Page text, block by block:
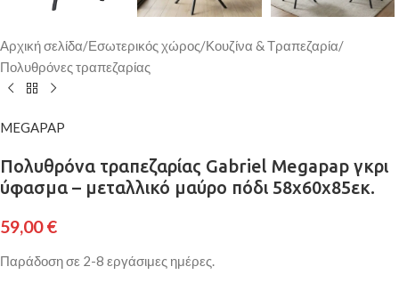
Αρχική σελίδα/Εσωτερικός χώρος/Κουζίνα & Τραπεζαρία/
Πολυθρόνες τραπεζαρίας
MEGAPAP
Πολυθρόνα τραπεζαρίας Gabriel Megapap γκρι
ύφασμα – μεταλλικό μαύρο πόδι 58x60x85εκ.
59,00€
Παράδοση σε 2-8 εργάσιμες ημέρες.